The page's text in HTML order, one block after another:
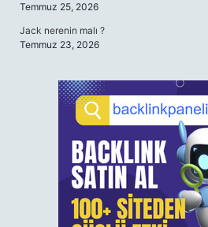
Temmuz 25, 2026
Jack nerenin malı ?
Temmuz 23, 2026